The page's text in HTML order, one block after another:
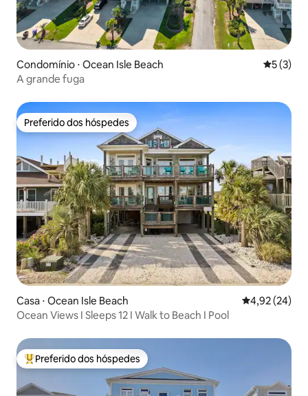
Condomínio ⋅ Ocean Isle Beach 5 de
5 (3)
A grande fuga
Preferido dos hóspedes
Preferido dos hóspedes
Casa ⋅ Ocean Isle Beach 4,92 de uma
4,92 (24)
Ocean Views I Sleeps 12 I Walk to Beach I Pool
Entre os melhores preferidos dos hóspedes
Preferido dos hóspedes